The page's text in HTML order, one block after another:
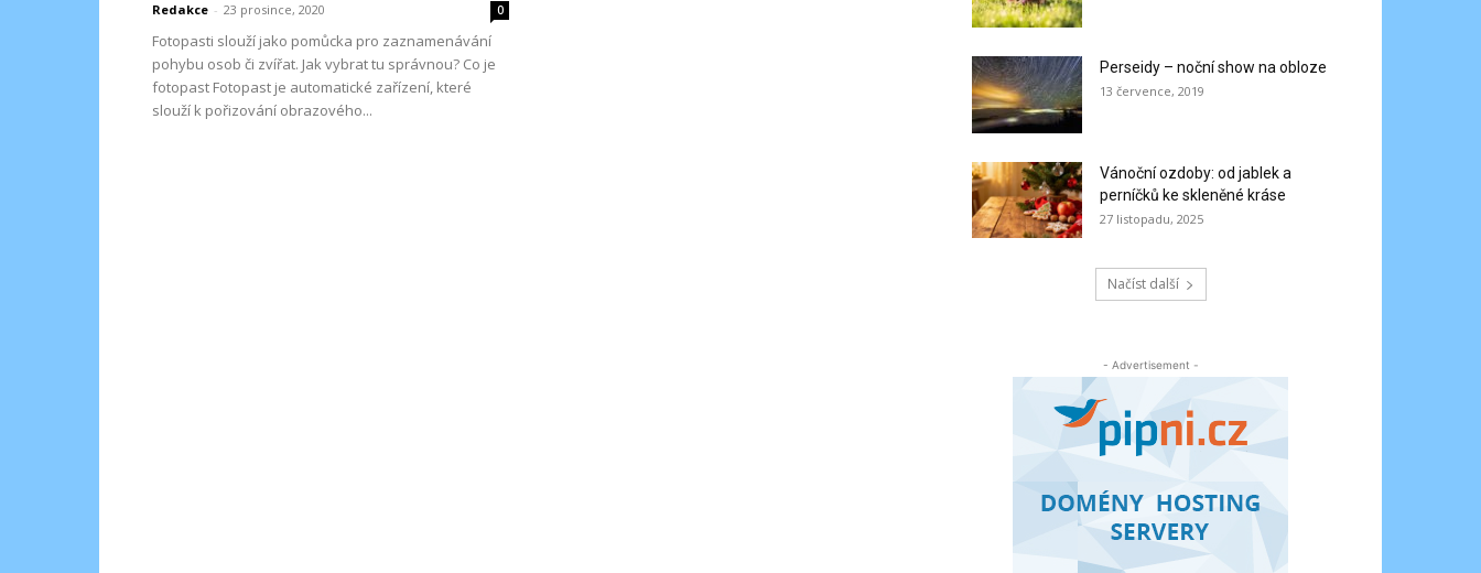
Redakce - 23 prosince, 2020 0
Fotopasti slouží jako pomůcka pro zaznamenávání
pohybu osob či zvířat. Jak vybrat tu správnou? Co je
fotopast Fotopast je automatické zařízení, které
slouží k pořizování obrazového...
Perseidy – noční show na obloze
13 července, 2019
Vánoční ozdoby: od jablek a
perníčků ke skleněné kráse
27 listopadu, 2025
Načíst další
- Advertisement -